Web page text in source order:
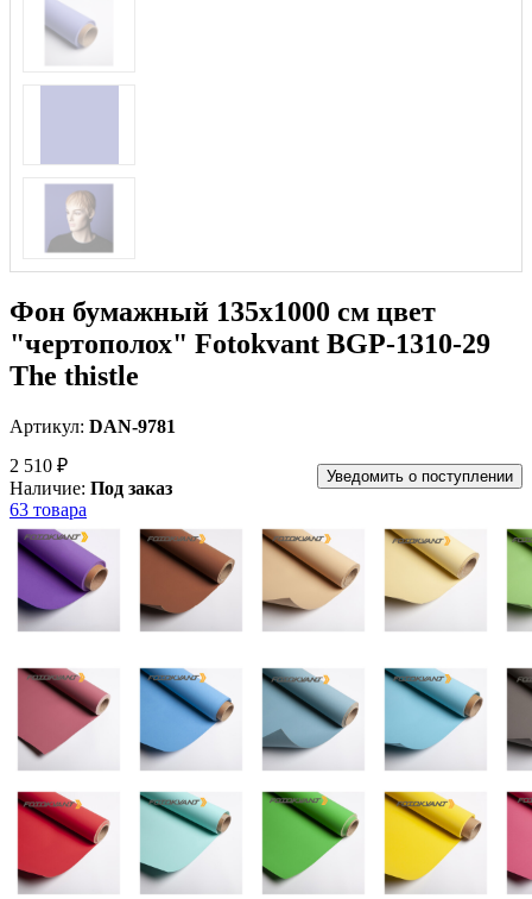
Фон бумажный 135х1000 см цвет
"чертополох" Fotokvant BGP-1310-29
The thistle
Артикул: DAN-9781
2 510 ₽
Наличие: Под заказ
Уведомить о поступлении
63 товара